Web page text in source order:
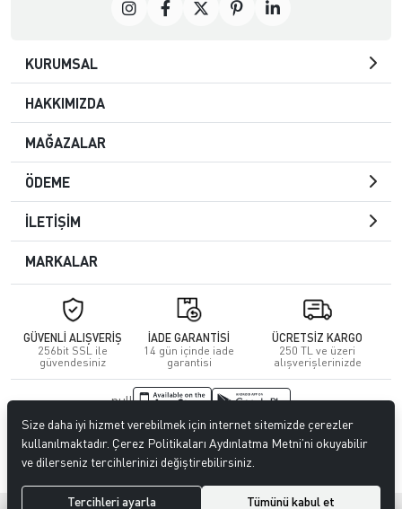
KURUMSAL
HAKKIMIZDA
MAĞAZALAR
ÖDEME
İLETİŞİM
MARKALAR
GÜVENLİ ALIŞVERİŞ
256bit SSL ile
güvendesiniz
İADE GARANTİSİ
14 gün içinde iade
garantisi
ÜCRETSİZ KARGO
250 TL ve üzeri
alışverişlerinizde
null
© 2023CENGİZ DERİ. Tüm hakları saklıdır.
Hipotenüs ®Yeni Nesil E-Ticaret Sistemleri ile Hazırlanmıştır.
Size daha iyi hizmet verebilmek için internet sitemizde çerezler
kullanılmaktadır. Çerez Politikaları Aydınlatma Metni’ni okuyabilir
ve dilerseniz tercihlerinizi değiştirebilirsiniz.
Tercihleri ayarla Tümünü kabul et